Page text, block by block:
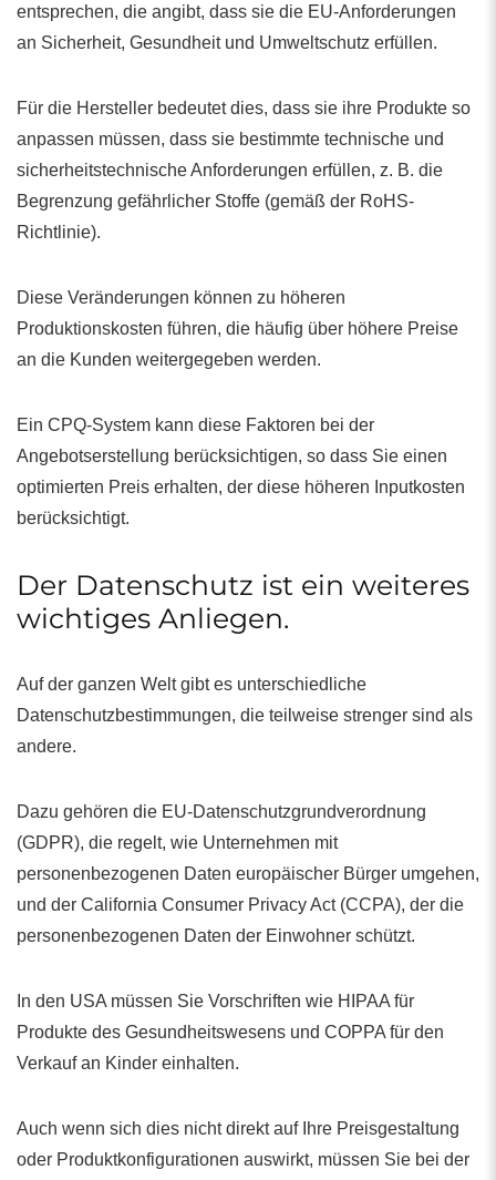
entsprechen, die angibt, dass sie die EU-Anforderungen
an Sicherheit, Gesundheit und Umweltschutz erfüllen.
Für die Hersteller bedeutet dies, dass sie ihre Produkte so
anpassen müssen, dass sie bestimmte technische und
sicherheitstechnische Anforderungen erfüllen, z. B. die
Begrenzung gefährlicher Stoffe (gemäß der RoHS-
Richtlinie).
Diese Veränderungen können zu höheren
Produktionskosten führen, die häufig über höhere Preise
an die Kunden weitergegeben werden.
Ein CPQ-System kann diese Faktoren bei der
Angebotserstellung berücksichtigen, so dass Sie einen
optimierten Preis erhalten, der diese höheren Inputkosten
berücksichtigt.
Der Datenschutz ist ein weiteres
wichtiges Anliegen.
Auf der ganzen Welt gibt es unterschiedliche
Datenschutzbestimmungen, die teilweise strenger sind als
andere.
Dazu gehören die EU-Datenschutzgrundverordnung
(GDPR), die regelt, wie Unternehmen mit
personenbezogenen Daten europäischer Bürger umgehen,
und der California Consumer Privacy Act (CCPA), der die
personenbezogenen Daten der Einwohner schützt.
In den USA müssen Sie Vorschriften wie HIPAA für
Produkte des Gesundheitswesens und COPPA für den
Verkauf an Kinder einhalten.
Auch wenn sich dies nicht direkt auf Ihre Preisgestaltung
oder Produktkonfigurationen auswirkt, müssen Sie bei der